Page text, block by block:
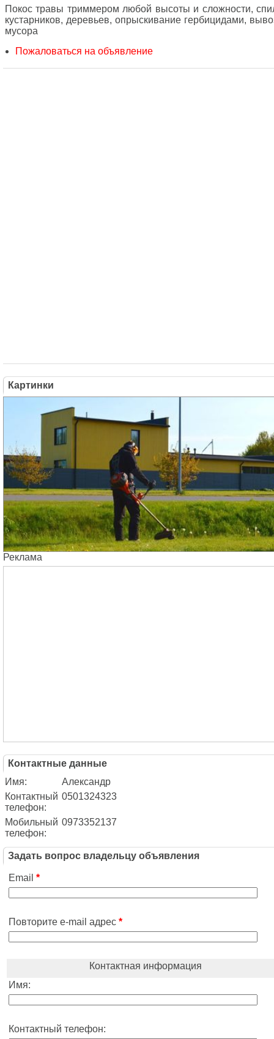
Покос травы триммером любой высоты и сложности,
кустарников, деревьев, опрыскивание гербицидами,
мусора
Пожаловаться на объявление
Картинки
Реклама
Контактные данные
Имя:
Александр
Контактный
телефон:
0501324323
Мобильный
телефон:
0973352137
Задать вопрос владельцу объявления
Email *
Повторите e-mail адрес *
Контактная информация
Имя:
Контактный телефон: